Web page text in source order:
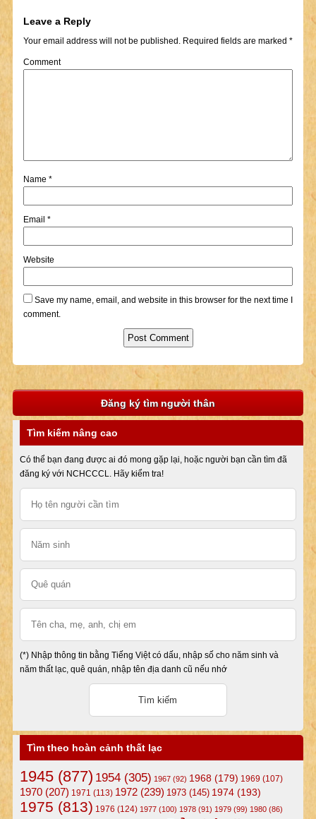
Leave a Reply
Your email address will not be published.Required fields are marked *
Comment
Name *
Email *
Website
Save my name, email, and website in this browser for the next time I
comment.
Đăng ký tìm người thân
Tìm kiếm nâng cao
Có thể bạn đang được ai đó mong gặp lại, hoặc người bạn cần tìm đã
đăng ký với NCHCCCL. Hãy kiểm tra!
(*) Nhập thông tin bằng Tiếng Việt có dấu, nhập số cho năm sinh và
năm thất lạc, quê quán, nhập tên địa danh cũ nếu nhớ
Tìm theo hoàn cảnh thất lạc
1945(877) 1954(305) 1967(92) 1968(179) 1969 (107)
1970(207) 1971 (113) 1972(239) 1973(145) 1974(193)
1975 (813) 1976 (124) 1977(100) 1978(91) 1979(99) 1980(86)